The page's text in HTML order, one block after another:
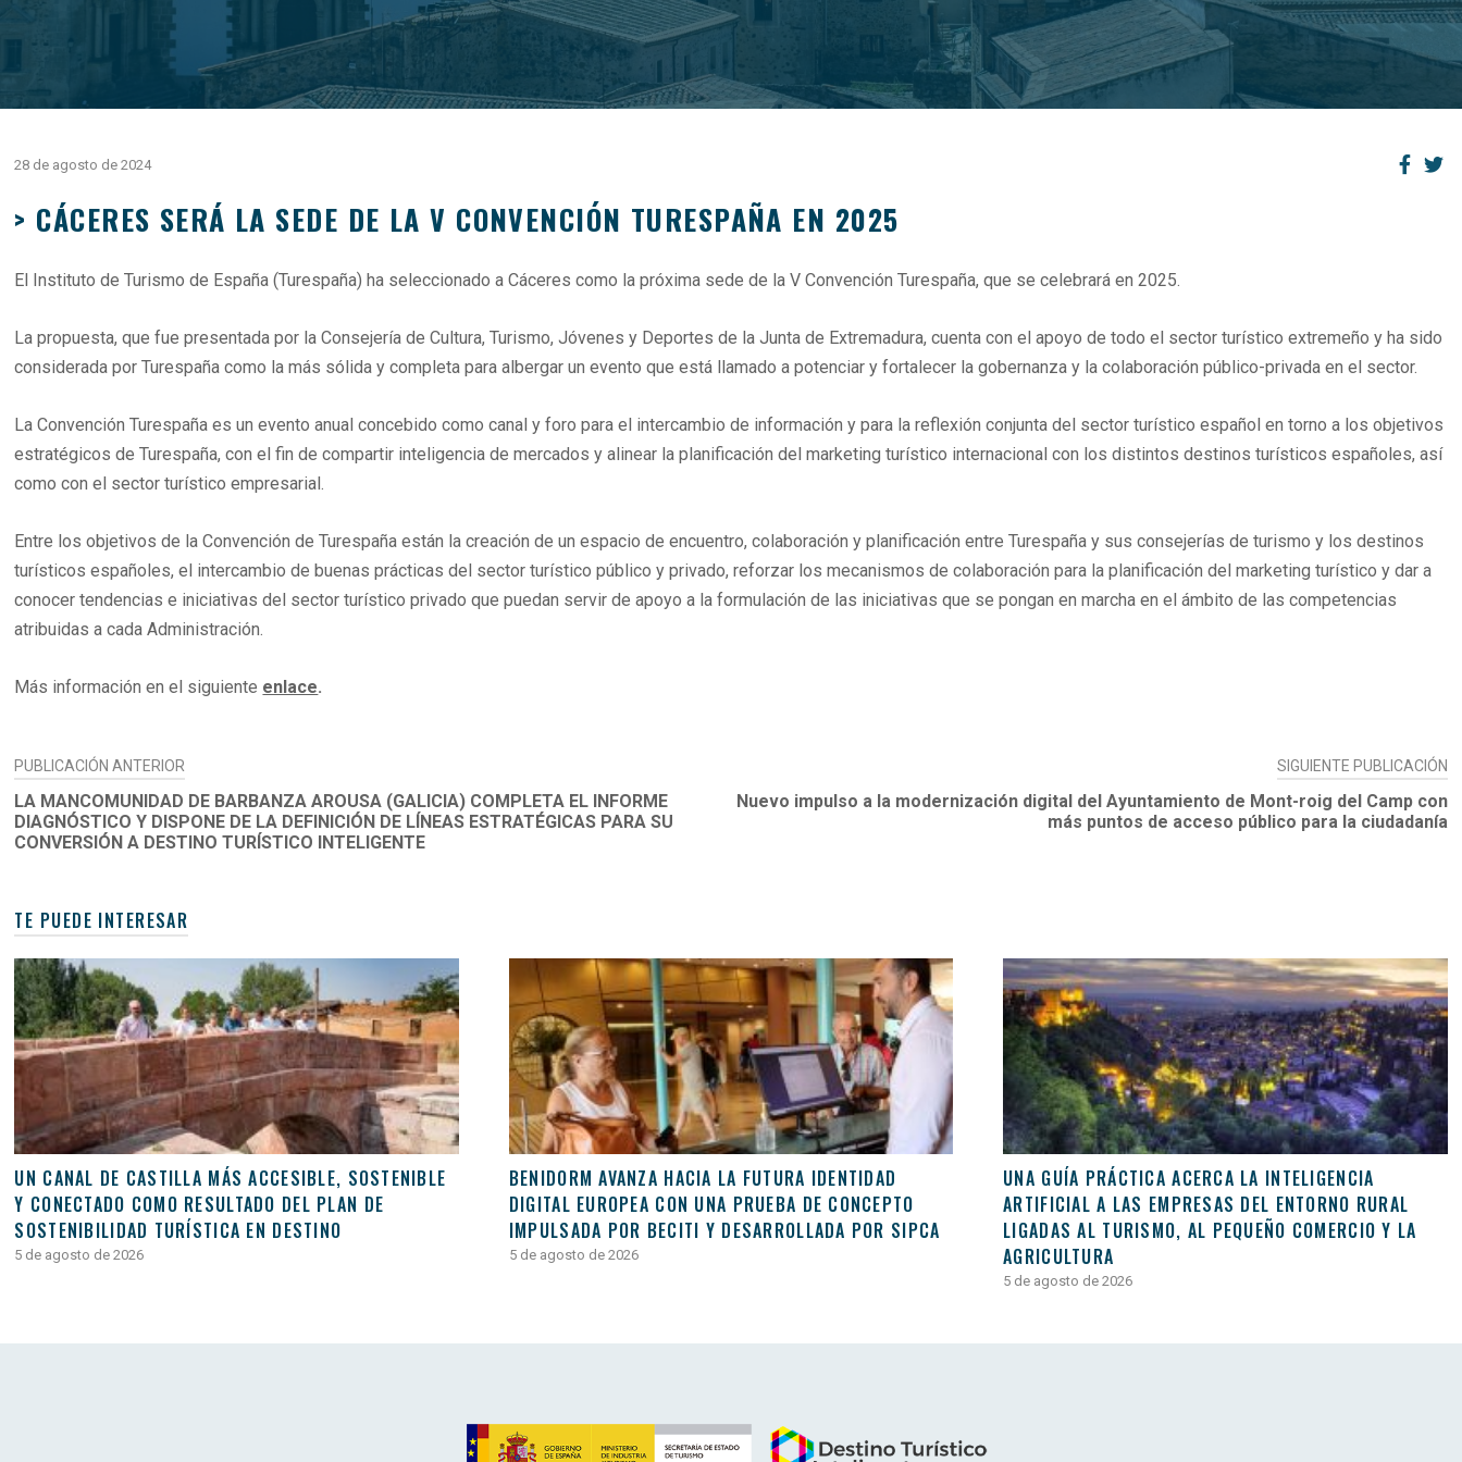
28 de agosto de 2024
> CÁCERES SERÁ LA SEDE DE LA V CONVENCIÓN TURESPAÑA EN 2025
El Instituto de Turismo de España (Turespaña) ha seleccionado a Cáceres como la próxima sede de la V Convención Turespaña, que se celebrará en 2025.
La propuesta, que fue presentada por la Consejería de Cultura, Turismo, Jóvenes y Deportes de la Junta de Extremadura, cuenta con el apoyo de todo el sector turístico extremeño y ha sido
considerada por Turespaña como la más sólida y completa para albergar un evento que está llamado a potenciar y fortalecer la gobernanza y la colaboración público-privada en el sector.
La Convención Turespaña es un evento anual concebido como canal y foro para el intercambio de información y para la reflexión conjunta del sector turístico español en torno a los objetivos
estratégicos de Turespaña, con el fin de compartir inteligencia de mercados y alinear la planificación del marketing turístico internacional con los distintos destinos turísticos españoles, así
como con el sector turístico empresarial.
Entre los objetivos de la Convención de Turespaña están la creación de un espacio de encuentro, colaboración y planificación entre Turespaña y sus consejerías de turismo y los destinos
turísticos españoles, el intercambio de buenas prácticas del sector turístico público y privado, reforzar los mecanismos de colaboración para la planificación del marketing turístico y dar a
conocer tendencias e iniciativas del sector turístico privado que puedan servir de apoyo a la formulación de las iniciativas que se pongan en marcha en el ámbito de las competencias
atribuidas a cada Administración.
Más información en el siguiente enlace.
NAVEGACIÓN
DE
ENTRADAS
PUBLICACIÓN ANTERIOR
LA MANCOMUNIDAD DE BARBANZA AROUSA (GALICIA) COMPLETA EL INFORME
DIAGNÓSTICO Y DISPONE DE LA DEFINICIÓN DE LÍNEAS ESTRATÉGICAS PARA SU
CONVERSIÓN A DESTINO TURÍSTICO INTELIGENTE
SIGUIENTE PUBLICACIÓN
Nuevo impulso a la modernización digital del Ayuntamiento de Mont-roig del Camp con
más puntos de acceso público para la ciudadanía
TE PUEDE INTERESAR
UN CANAL DE CASTILLA MÁS ACCESIBLE, SOSTENIBLE
Y CONECTADO COMO RESULTADO DEL PLAN DE
SOSTENIBILIDAD TURÍSTICA EN DESTINO
5 de agosto de 2026
BENIDORM AVANZA HACIA LA FUTURA IDENTIDAD
DIGITAL EUROPEA CON UNA PRUEBA DE CONCEPTO
IMPULSADA POR BECITI Y DESARROLLADA POR SIPCA
5 de agosto de 2026
UNA GUÍA PRÁCTICA ACERCA LA INTELIGENCIA
ARTIFICIAL A LAS EMPRESAS DEL ENTORNO RURAL
LIGADAS AL TURISMO, AL PEQUEÑO COMERCIO Y LA
AGRICULTURA
5 de agosto de 2026